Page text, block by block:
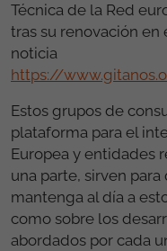
Técnica de la Red
tras su renovación en
noticia
https://
Estos grupos de
plataforma para el
Europea y entidades
una parte, sirven
mantenga al día a
como sobre los
abordados por cada